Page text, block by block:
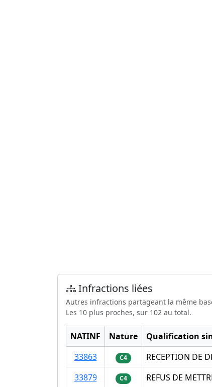
Infractions liées
Autres infractions partageant la même
Les 10 plus proches, sur 102 au total.
NATINF Nature
Qualification
33863
C4
RECEPTION DE
33879
C4
REFUS DE